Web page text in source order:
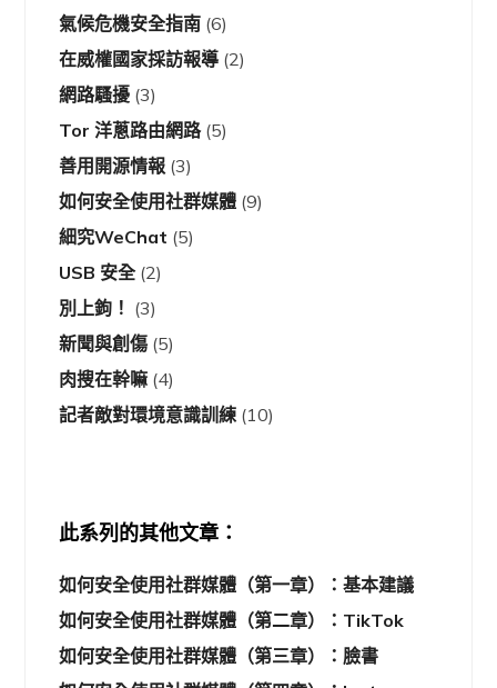
氣候危機安全指南 (6)
在威權國家採訪報導 (2)
網路騷擾 (3)
Tor 洋蔥路由網路(5)
善用開源情報 (3)
如何安全使用社群媒體 (9)
細究WeChat (5)
USB 安全(2)
別上鉤！ (3)
新聞與創傷 (5)
肉搜在幹嘛 (4)
記者敵對環境意識訓練 (10)
此系列的其他文章：
如何安全使用社群媒體（第一章）：基本建議
如何安全使用社群媒體（第二章）：TikTok
如何安全使用社群媒體（第三章）：臉書